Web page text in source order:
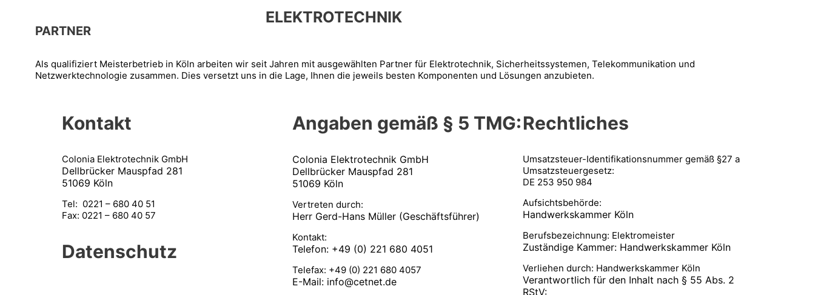
ELEKTROTECHNIK
PARTNER
Als qualifiziert Meisterbetrieb in Köln arbeiten wir seit Jahren mit ausgewählten Partner für Elektrotechnik, Sicherheitssystemen, Telekommunikation und
Netzwerktechnologie zusammen. Dies versetzt uns in die Lage, Ihnen die jeweils besten Komponenten und Lösungen anzubieten.
Kontakt
Colonia Elektrotechnik GmbH
Dellbrücker Mauspfad 281
51069 Köln
Tel: 0221 – 680 40 51
Fax: 0221 – 680 40 57
Datenschutz
Angaben gemäß § 5 TMG:
Colonia Elektrotechnik GmbH
Dellbrücker Mauspfad 281
51069 Köln
Vertreten durch:
Herr Gerd-Hans Müller (Geschäftsführer)
Kontakt:
Telefon: +49 (0) 221 680 4051
Telefax: +49 (0) 221 680 4057
E-Mail: info@cetnet.de
Rechtliches
Umsatzsteuer-Identifikationsnummer gemäß §27 a
Umsatzsteuergesetz:
DE 253 950 984
Aufsichtsbehörde:
Handwerkskammer Köln
Berufsbezeichnung: Elektromeister
Zuständige Kammer: Handwerkskammer Köln
Verliehen durch: Handwerkskammer Köln
Verantwortlich für den Inhalt nach § 55 Abs. 2
RStV: